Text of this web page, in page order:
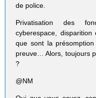
de police.
Privatisation des
cyberespace,
que sont la
preuve… Alors, toujours
?
@NM